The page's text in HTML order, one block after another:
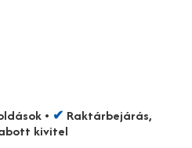
• ✔ Raktárbejárás,
kivitel